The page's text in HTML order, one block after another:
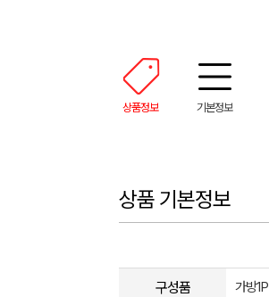
상품정보 기본정보
상품 기본정보
구성품 가방1P